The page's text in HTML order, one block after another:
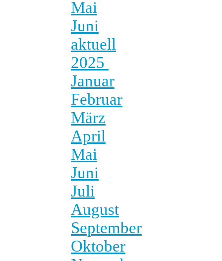
Mai
Juni
aktuell
2025
Januar
Februar
März
April
Mai
Juni
Juli
August
September
Oktober